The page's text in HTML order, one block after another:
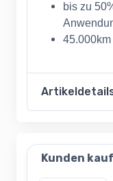
bis zu
Kunden